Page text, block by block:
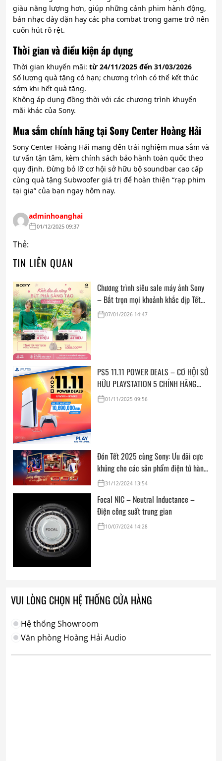
giàu năng lượng hơn, giúp những cảnh phim hành động,
bản nhạc dày dặn hay các pha combat trong game trở nên
cuốn hút rõ rệt.
Thời gian và điều kiện áp dụng
Thời gian khuyến mãi: từ 24/11/2025 đến 31/03/2026
Số lượng quà tặng có hạn; chương trình có thể kết thúc
sớm khi hết quà tặng.
Không áp dụng đồng thời với các chương trình khuyến
mãi khác của Sony.
Mua sắm chính hãng tại Sony Center Hoàng Hải
Sony Center Hoàng Hải mang đến trải nghiệm mua sắm và
tư vấn tận tâm, kèm chính sách bảo hành toàn quốc theo
quy định. Đừng bỏ lỡ cơ hội sở hữu bộ soundbar cao cấp
cùng quà tặng Subwoofer giá trị để hoàn thiện “rạp phim
tại gia” của bạn ngay hôm nay.
adminhoanghai
01/12/2025 09:37
Thẻ:
TIN LIÊN QUAN
Chương trình siêu sale máy ảnh Sony
– Bắt trọn mọi khoảnh khắc dịp Tết
Nguyên đán 2026
07/01/2026 14:47
PS5 11.11 POWER DEALS – CƠ HỘI SỞ
HỮU PLAYSTATION 5 CHÍNH HÃNG
VỚI GIÁ SỐC
01/11/2025 09:56
Đón Tết 2025 cùng Sony: Ưu đãi cực
khủng cho các sản phẩm điện tử hàng
đầu!31/12/2024 13:54
Focal NIC – Neutral Inductance –
Điện công suất trung gian
10/07/2024 14:28
VUI LÒNG CHỌN HỆ THỐNG CỬA HÀNG
Hệ thống Showroom
Văn phòng Hoàng Hải Audio